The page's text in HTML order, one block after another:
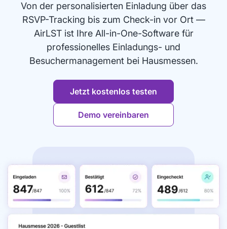
Von der personalisierten Einladung über das
RSVP-Tracking bis zum Check-in vor Ort —
AirLST ist Ihre All-in-One-Software für
professionelles Einladungs- und
Besuchermanagement bei Hausmessen.
Jetzt kostenlos testen
Demo vereinbaren